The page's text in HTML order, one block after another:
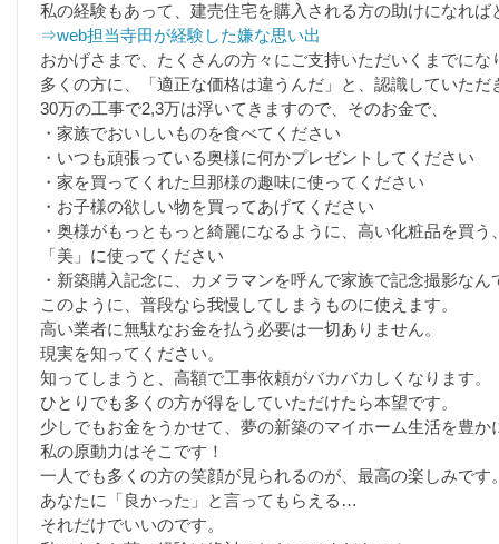
私の経験もあって、建売住宅を購入される方の助けになれ
⇒web担当寺田が経験した嫌な思い出
おかげさまで、たくさんの方々にご支持いただいくまでにな
多くの方に、「適正な価格は違うんだ」と、認識していただ
30万の工事で2,3万は浮いてきますので、そのお金で、
・家族でおいしいものを食べてください
・いつも頑張っている奥様に何かプレゼントしてください
・家を買ってくれた旦那様の趣味に使ってください
・お子様の欲しい物を買ってあげてください
・奥様がもっともっと綺麗になるように、高い化粧品を買
「美」に使ってください
・新築購入記念に、カメラマンを呼んで家族で記念撮影なん
このように、普段なら我慢してしまうものに使えます。
高い業者に無駄なお金を払う必要は一切ありません。
現実を知ってください。
知ってしまうと、高額で工事依頼がバカバカしくなります。
ひとりでも多くの方が得をしていただけたら本望です。
少しでもお金をうかせて、夢の新築のマイホーム生活を豊
私の原動力はそこです！
一人でも多くの方の笑顔が見られるのが、最高の楽しみです
あなたに「良かった」と言ってもらえる…
それだけでいいのです。